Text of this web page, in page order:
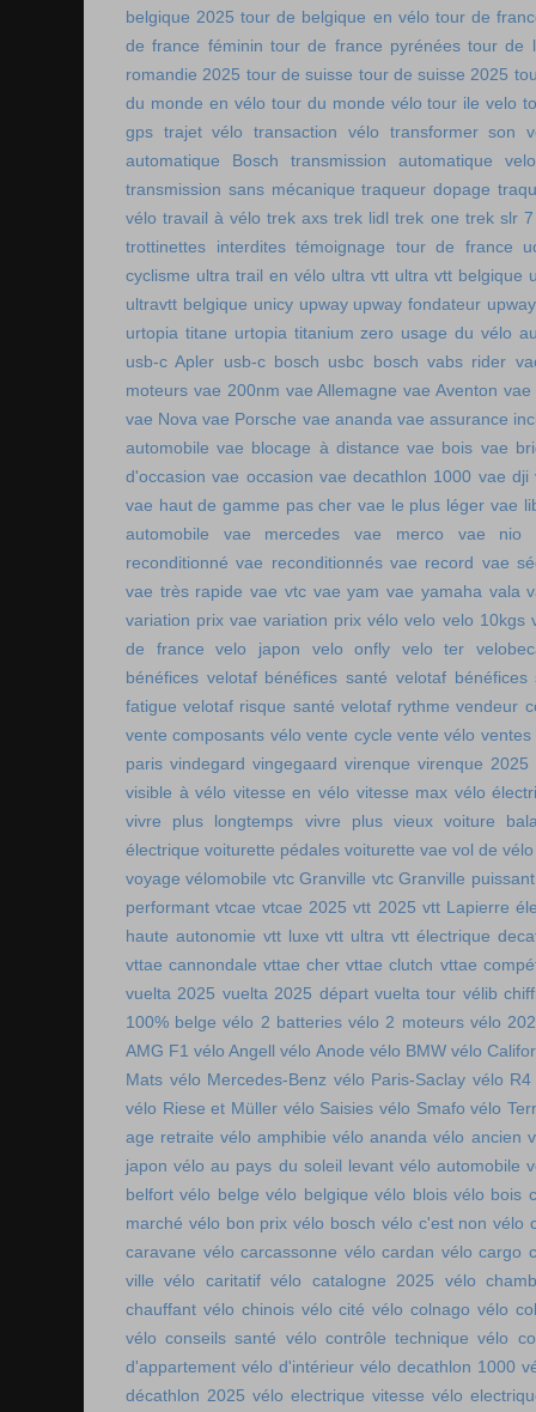
belgique 2025 tour de belgique en vélo tour de
de france féminin tour de france pyrénées tour de
romandie 2025 tour de suisse tour de suisse 2025
du monde en vélo tour du monde vélo tour ile velo
gps trajet vélo transaction vélo
transformer son
automatique Bosch
transmission automatique
transmission sans mécanique traqueur dopage
vélo travail à vélo trek axs trek lidl trek one trek slr 7
trottinettes interdites témoignage tour de france
cyclisme ultra trail en vélo ultra vtt ultra vtt belgique
ultravtt belgique unicy upway upway fondateur
urtopia titane urtopia titanium zero usage du vélo
usb-c Apler usb-c bosch usbc bosch vabs rider
moteurs vae 200nm vae Allemagne vae Aventon vae
vae Nova vae Porsche vae ananda vae assurance
automobile vae blocage à distance vae bois vae
d'occasion vae occasion vae decathlon 1000 vae dji
vae haut de gamme pas cher vae le plus léger vae
automobile
vae mercedes vae merco
vae nio
reconditionné vae reconditionnés vae record vae
vae très rapide vae vtc vae yam vae yamaha vala
variation prix vae variation prix vélo velo velo 10kgs
de france
velo japon velo onfly velo ter
bénéfices velotaf bénéfices santé velotaf
fatigue velotaf risque santé velotaf rythme vendeur
vente composants vélo vente cycle vente vélo ventes
paris vindegard vingegaard virenque virenque 2025
visible à vélo vitesse en vélo vitesse max vélo
vivre plus longtemps
vivre plus vieux voiture
électrique voiturette pédales voiturette vae vol de
voyage vélomobile vtc Granville vtc Granville puissant
performant vtcae vtcae 2025 vtt 2025 vtt Lapierre
haute autonomie vtt luxe vtt ultra vtt électrique
vttae cannondale vttae cher vttae clutch vttae
vuelta 2025 vuelta 2025 départ vuelta tour vélib
100% belge vélo 2 batteries vélo 2 moteurs vélo
AMG F1 vélo Angell vélo Anode vélo BMW vélo
Mats vélo Mercedes-Benz vélo Paris-Saclay vélo R4
vélo Riese et Müller vélo Saisies vélo Smafo vélo
age retraite vélo amphibie vélo ananda vélo ancien
japon vélo au pays du soleil levant vélo automobile
belfort vélo belge vélo belgique vélo blois vélo bois
marché vélo bon prix vélo bosch vélo c'est non vélo
caravane vélo carcassonne vélo cardan vélo cargo
ville vélo caritatif vélo catalogne 2025
vélo
chauffant vélo chinois vélo cité vélo colnago vélo
vélo conseils santé vélo contrôle technique vélo
d'appartement vélo d'intérieur vélo decathlon 1000
décathlon 2025 vélo electrique vitesse vélo